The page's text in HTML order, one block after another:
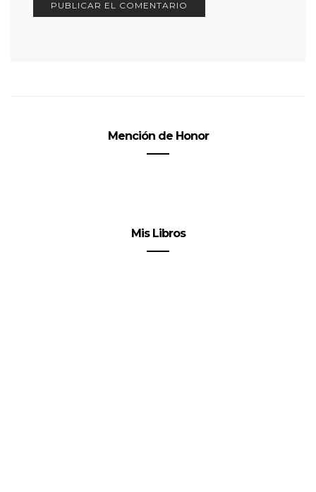
Mención de Honor
Mis Libros